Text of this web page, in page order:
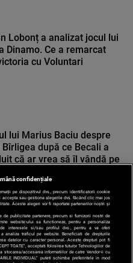
Lobonț a analizat jocul lui
Dinamo. Ce a remarcat
cu Voluntari
lui Marius Baciu despre
Bîrligea după ce Becali a
că ar vrea să îl vândă pe
confidențiale
pe dispozitivul dvs., precum identificatorii cookie
accepta sau gestiona alegerile dvs. făcând clic mai jos
Aceste alegeri vor fi raportate partenerilor noștri și
publicitate partenere, precum si furnizorii nostri de
website-ului sa functioneze, pentru a personaliza
interesele si/sau profilul dvs., pentru a va oferi
analiza traficul pe website. Beneficiati de drepturile
datelor cu caracter personal. Aceste drepturi pot fi
TOATE”, acceptati folosirea tuturor Tehnologiilor de
accesarea informatiilor de catre Vendor-ii cu
INDIVIDUAL” puteti schimba preferintele in mod